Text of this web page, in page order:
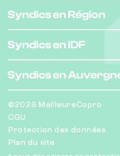
Syndics en Région
Syndics en IDF
Syndics en
©2026 MeilleureCopro
CGU
Protection des données
Plan du site